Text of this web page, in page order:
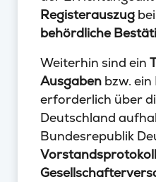
Registerauszug
behördliche
Weiterhin sind ein
Ausgaben bzw.
erforderlich über
Deutschland
Bundesrepublik